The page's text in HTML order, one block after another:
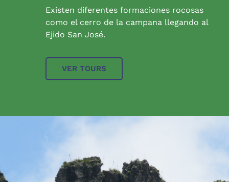
Existen diferentes formaciones rocosas
como el cerro de la campana llegando al
Ejido San José.
VER TOURS